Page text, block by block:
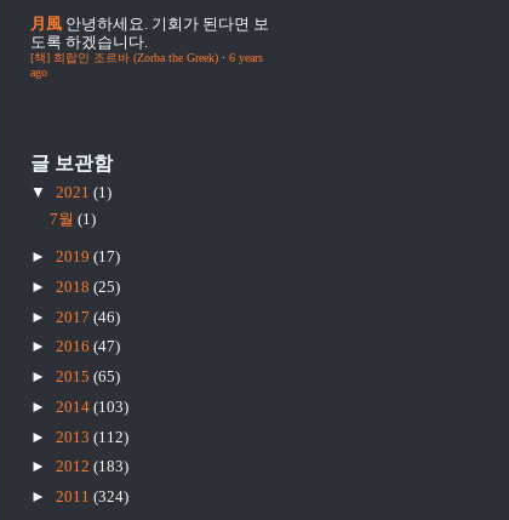
月風 안녕하세요. 기회가 된다면 보
도록 하겠습니다.
[책] 희랍인 조르바 (Zorba the Greek) · 6 years
ago
글 보관함
▼ 2021 (1)
7월 (1)
► 2019 (17)
► 2018 (25)
► 2017 (46)
► 2016 (47)
► 2015 (65)
► 2014 (103)
► 2013 (112)
► 2012 (183)
► 2011 (324)